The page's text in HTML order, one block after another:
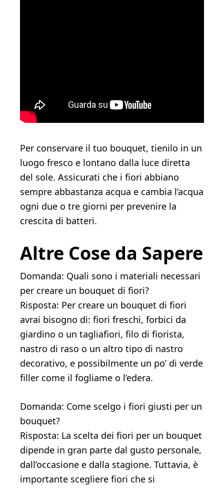
Per conservare il tuo bouquet, tienilo in un
luogo fresco e lontano dalla luce diretta
del sole. Assicurati che i fiori abbiano
sempre abbastanza acqua e cambia l’acqua
ogni due o tre giorni per prevenire la
crescita di batteri.
Altre Cose da Sapere
Domanda: Quali sono i materiali necessari
per creare un bouquet di fiori?
Risposta: Per creare un bouquet di fiori
avrai bisogno di: fiori freschi, forbici da
giardino o un tagliafiori, filo di fiorista,
nastro di raso o un altro tipo di nastro
decorativo, e possibilmente un po’ di verde
filler come il fogliame o l’edera.
Domanda: Come scelgo i fiori giusti per un
bouquet?
Risposta: La scelta dei fiori per un bouquet
dipende in gran parte dal gusto personale,
dall’occasione e dalla stagione. Tuttavia, è
importante scegliere fiori che si